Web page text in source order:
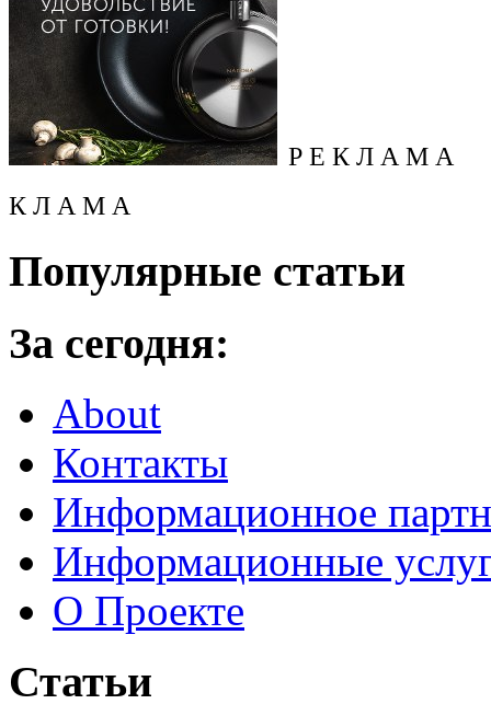
Р Е К Л А М А
К Л А М А
Популярные статьи
За сегодня:
About
Контакты
Информационное
Информационные
О Проекте
Статьи